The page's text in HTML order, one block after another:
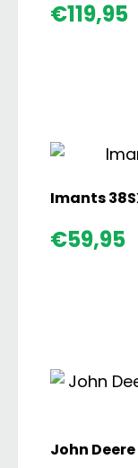
€119,95
Imants
€59,95
John